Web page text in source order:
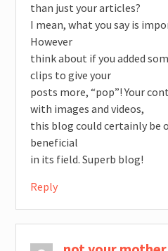
than just your articles?
I mean, what you say is
However
think about if you added
clips to give your
posts more, “pop”! Your
with images and videos,
this blog could certainly be
beneficial
in its field. Superb blog!
Reply